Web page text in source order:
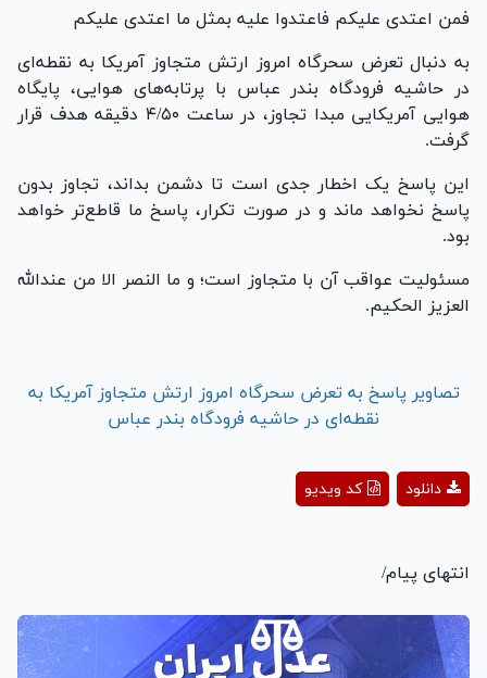
فمن اعتدی علیکم فاعتدوا علیه بمثل ما اعتدی علیکم
به دنبال تعرض سحرگاه امروز ارتش متجاوز آمریکا به نقطه‌ای
در حاشیه فرودگاه بندر عباس با پرتابه‌های هوایی، پایگاه
هوایی آمریکایی مبدا تجاوز، در ساعت ۴/۵۰ دقیقه هدف قرار
گرفت.
این پاسخ یک اخطار جدی است تا دشمن بداند، تجاوز بدون
پاسخ نخواهد ماند و در صورت تکرار، پاسخ ما قاطع‌تر خواهد
بود.
مسئولیت عواقب آن با متجاوز است؛ و ما النصر الا من عندالله
العزیز الحکیم.
تصاویر پاسخ به تعرض سحرگاه امروز ارتش متجاوز آمریکا به
نقطه‌ای در حاشیه فرودگاه بندر عباس
Playکد ویدیو دانلود
انتهای پیام/